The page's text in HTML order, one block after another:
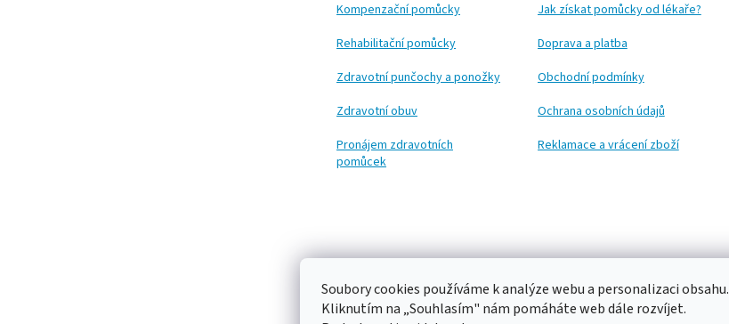
Soubory cookies používáme k analýze webu a personalizaci obsahu.
Kliknutím na „Souhlasím" nám pomáháte web dále rozvíjet.
Kompenzační pomůcky
Rehabilitační pomůcky
Zdravotní punčochy a ponožky
Zdravotní obuv
Pronájem zdravotních
pomůcek
Jak získat pomůcky od lékaře?
Doprava a platba
Obchodní podmínky
Ochrana osobních údajů
Reklamace a vrácení zboží